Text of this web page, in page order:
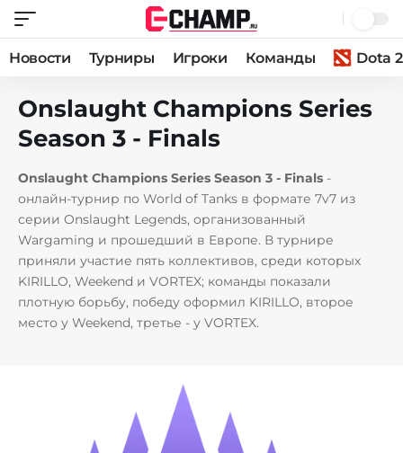
Новости Турниры Игроки Команды Dota 2
Onslaught Champions Series
Season 3 - Finals
Onslaught Champions Series Season 3 - Finals -
онлайн-турнир по World of Tanks в формате 7v7 из
серии Onslaught Legends, организованный
Wargaming и прошедший в Европе. В турнире
приняли участие пять коллективов, среди которых
KIRILLO, Weekend и VORTEX; команды показали
плотную борьбу, победу оформил KIRILLO, второе
место у Weekend, третье - у VORTEX.